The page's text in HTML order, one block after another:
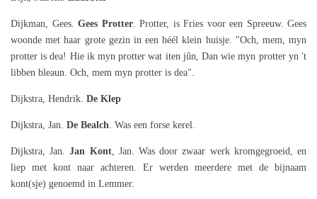
Dijkman, Gees. Gees Protter. Protter, is Fries voor een Spreeuw. Gees
woonde met haar grote gezin in een héél klein huisje. "Och, mem, myn
protter is dea! Hie ik myn protter wat iten jûn, Dan wie myn protter yn 't
libben bleaun. Och, mem myn protter is dea".
Dijkstra, Hendrik. De Klep
Dijkstra, Jan. De Bealch. Was een forse kerel.
Dijkstra, Jan.Jan Kont, Jan. Was door zwaar werk kromgegroeid, en
liep met kont naar achteren. Er werden meerdere met de bijnaam
kont(sje) genoemd in Lemmer.